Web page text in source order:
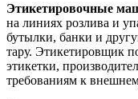
Этикетировочные
на линиях розлива и
бутылки, банки и
тару. Этикетировщик
этикетки,
требованиям к